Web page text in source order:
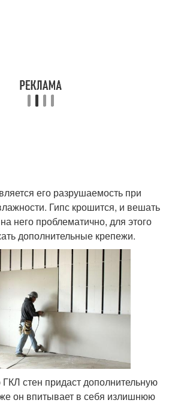
его разрушаемость при
Гипс крошится, и вешать
него проблематично, для этого
дополнительные крепежи.
стен придаст дополнительную
он впитывает в себя излишнюю